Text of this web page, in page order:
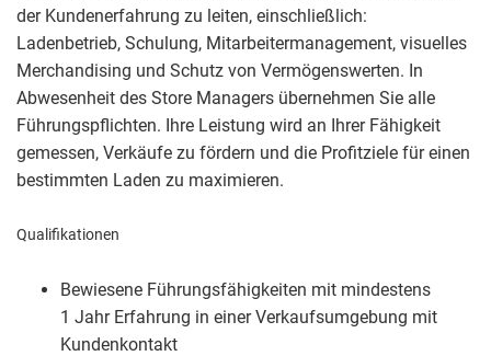
der Kundenerfahrung zu leiten, einschließlich:
Ladenbetrieb, Schulung, Mitarbeitermanagement, visuelles
Merchandising und Schutz von Vermögenswerten. In
Abwesenheit des Store Managers übernehmen Sie alle
Führungspflichten. Ihre Leistung wird an Ihrer Fähigkeit
gemessen, Verkäufe zu fördern und die Profitziele für einen
bestimmten Laden zu maximieren.
Qualifikationen
Bewiesene Führungsfähigkeiten mit mindestens
1 Jahr Erfahrung in einer Verkaufsumgebung mit
Kundenkontakt